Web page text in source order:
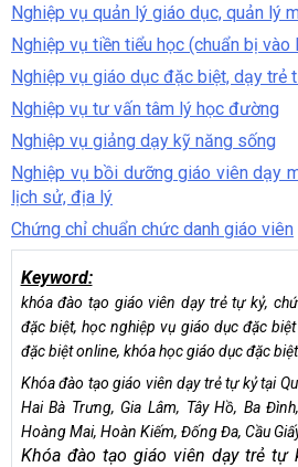
Nghiệp vụ quản lý giáo dục, quản lý
Nghiệp vụ tiền tiểu học (chuẩn bị vào
Nghiệp vụ giáo dục đặc biệt, dạy trẻ
Nghiệp vụ tư vấn tâm lý học đường
Nghiệp vụ giảng dạy kỹ năng sống
Nghiệp vụ bồi dưỡng giáo viên dạy
lịch sử, địa lý
Chứng chỉ chuẩn chức danh giáo viên
Keyword:
khóa đào tạo giáo viên dạy trẻ tự kỷ,
đặc biệt, học nghiệp vụ giáo dục đặc
đặc biệt online, khóa học giáo dục đặc biệt
Khóa đào tạo giáo viên dạy trẻ tự kỷ tại
Hai Bà Trưng, Gia Lâm, Tây Hồ, Ba
Hoàng Mai, Hoàn Kiếm, Đống Đa, Cầu
Khóa đào tạo giáo viên dạy trẻ tự